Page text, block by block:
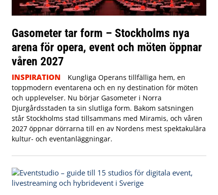
Gasometer tar form – Stockholms nya
arena för opera, event och möten öppnar
våren 2027
INSPIRATION
Kungliga Operans tillfälliga hem, en
toppmodern eventarena och en ny destination för möten
och upplevelser. Nu börjar Gasometer i Norra
Djurgårdsstaden ta sin slutliga form. Bakom satsningen
står Stockholms stad tillsammans med Miramis, och våren
2027 öppnar dörrarna till en av Nordens mest spektakulära
kultur- och eventanläggningar.